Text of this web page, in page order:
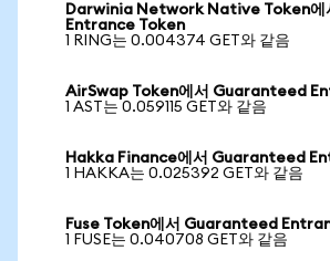
Darwinia Network Native Token에
Entrance Token
1 RING는 0.004374 GET와 같음
AirSwap Token에서 Guaranteed
1 AST는 0.059115 GET와 같음
Hakka Finance에서 Guaranteed
1 HAKKA는 0.025392 GET와 같음
Fuse Token에서 Guaranteed
1 FUSE는 0.040708 GET와 같음